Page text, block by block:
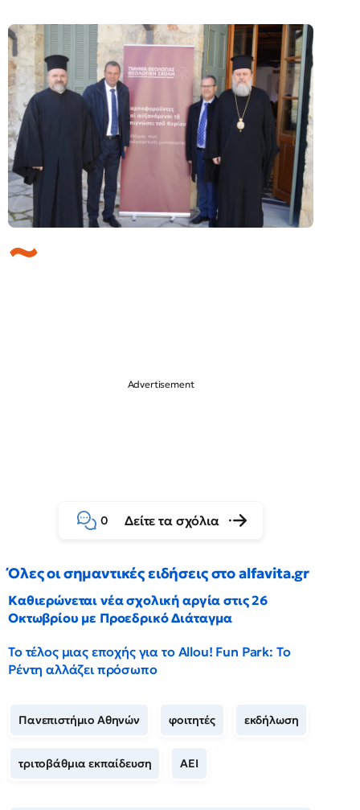
0 Δείτε τα σχόλια
Όλες οι σημαντικές ειδήσεις στο alfavita.gr
Καθιερώνεται νέα σχολική αργία στις 26
Οκτωβρίου με Προεδρικό Διάταγμα
Το τέλος μιας εποχής για το Allou! Fun Park: Το
Ρέντη αλλάζει πρόσωπο
Πανεπιστήμιο Αθηνών φοιτητές εκδήλωση
τριτοβάθμια εκπαίδευση ΑΕΙ